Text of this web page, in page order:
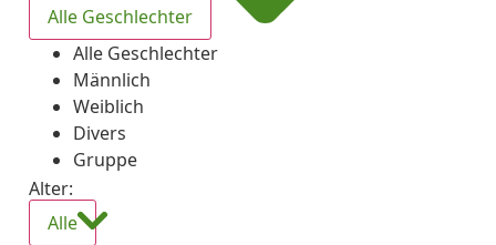
Alle Geschlechter
Alle Geschlechter
Männlich
Weiblich
Divers
Gruppe
Alter:
Alle